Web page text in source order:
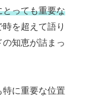
っても重要な
を超えて語り
知恵が詰まっ
に重要な位置